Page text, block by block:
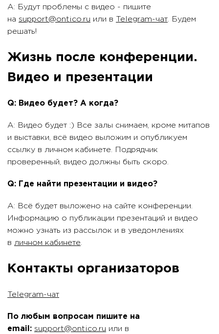
A: Будут проблемы с видео - пишите
на support@ontico.ru или в Telegram-чат . Будем
решать!
Жизнь после конференции.
Видео и презентации
Q: Видео будет? А когда?
A: Видео будет :) Все залы снимаем, кроме митапов
и выставки, всё видео выложим и опубликуем
ссылку в личном кабинете. Подрядчик
проверенный, видео должны быть скоро.
Q: Где найти презентации и видео?
A: Всё будет выложено на сайте конференции.
Информацию о публикации презентаций и видео
можно узнать из рассылок и в уведомлениях
в личном кабинете
Контакты организаторов
Telegram-чат
По любым вопросам пишите на
email: support@ontico.ru или в